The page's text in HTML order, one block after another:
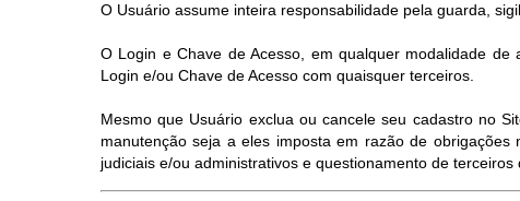
O Usuário assume inteira responsabilidade pela guarda,
O Login e Chave de Acesso, em qualquer modalidade
Login e/ou Chave de Acesso com quaisquer terceiros.
Mesmo que Usuário exclua ou cancele seu cadastro no
manutenção seja a eles imposta em razão de
judiciais e/ou administrativos e questionamento de